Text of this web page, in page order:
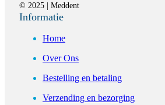
© 2025 | Meddent
Informatie
Home
Over Ons
Bestelling en betaling
Verzending en bezorging